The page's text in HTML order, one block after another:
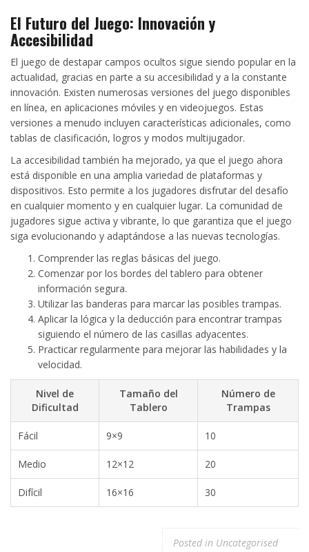
El Futuro del Juego: Innovación y
Accesibilidad
El juego de destapar campos ocultos sigue siendo popular en la
actualidad, gracias en parte a su accesibilidad y a la constante
innovación. Existen numerosas versiones del juego disponibles
en línea, en aplicaciones móviles y en videojuegos. Estas
versiones a menudo incluyen características adicionales, como
tablas de clasificación, logros y modos multijugador.
La accesibilidad también ha mejorado, ya que el juego ahora
está disponible en una amplia variedad de plataformas y
dispositivos. Esto permite a los jugadores disfrutar del desafío
en cualquier momento y en cualquier lugar. La comunidad de
jugadores sigue activa y vibrante, lo que garantiza que el juego
siga evolucionando y adaptándose a las nuevas tecnologías.
Comprender las reglas básicas del juego.
Comenzar por los bordes del tablero para obtener
información segura.
Utilizar las banderas para marcar las posibles trampas.
Aplicar la lógica y la deducción para encontrar trampas
siguiendo el número de las casillas adyacentes.
Practicar regularmente para mejorar las habilidades y la
velocidad.
Nivel de
Dificultad
Tamaño del
Tablero
Número de
Trampas
Fácil 9×9 10
Medio 12×12 20
Difícil 16×16 30
Posted in Uncategorised